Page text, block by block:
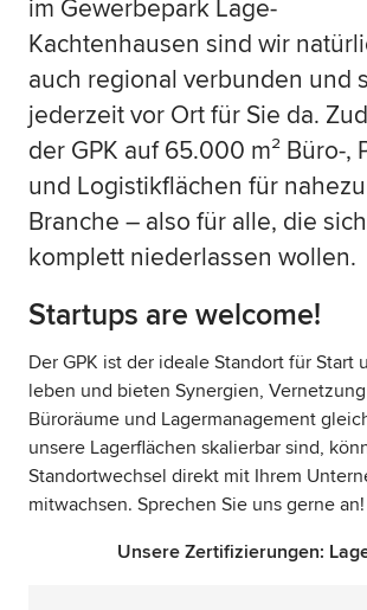
im Gewerbepark Lage-
Kachtenhausen sind wir
auch regional verbunden und
jederzeit vor Ort für Sie da.
der GPK auf 65.000 m² Büro-,
und Logistikflächen für
Branche – also für alle, die
komplett niederlassen wollen.
Startups are welcome!
Der GPK ist der ideale Standort für Start
leben und bieten Synergien,
Büroräume und Lagermanagement
unsere Lagerflächen skalierbar sind,
Standortwechsel direkt mit Ihrem
mitwachsen. Sprechen Sie uns gerne an!
Unsere Zertifizierungen: